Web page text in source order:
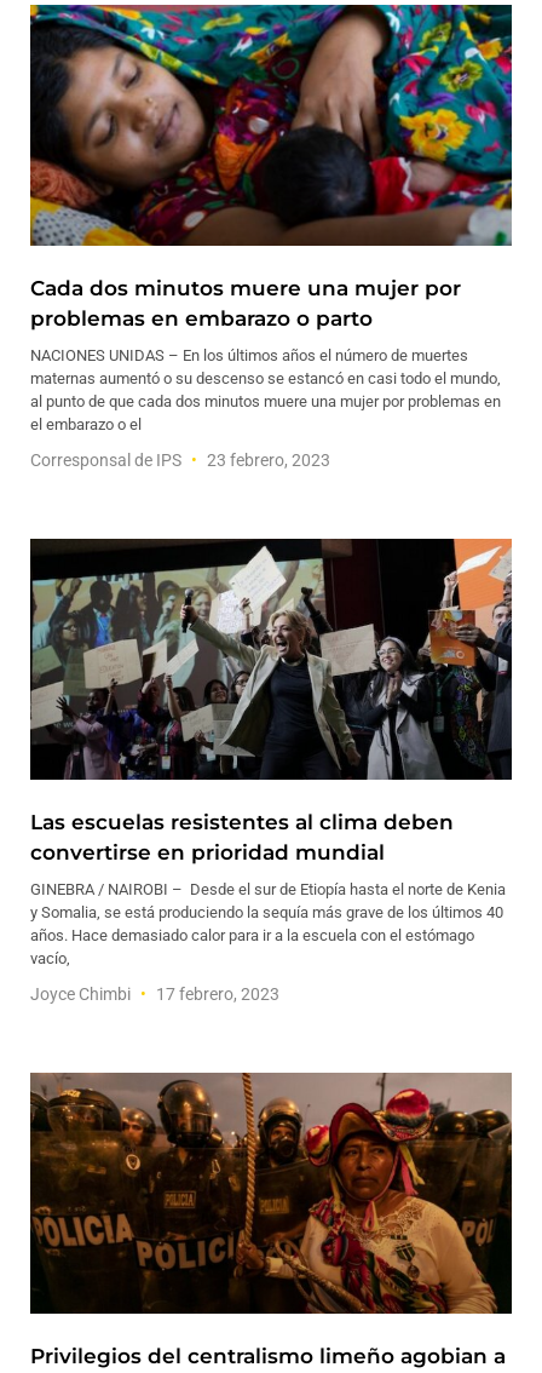
Cada dos minutos muere una mujer por
problemas en embarazo o parto
NACIONES UNIDAS – En los últimos años el número de muertes
maternas aumentó o su descenso se estancó en casi todo el mundo,
al punto de que cada dos minutos muere una mujer por problemas en
el embarazo o el
Corresponsal de IPS 23 febrero, 2023
Las escuelas resistentes al clima deben
convertirse en prioridad mundial
GINEBRA / NAIROBI – Desde el sur de Etiopía hasta el norte de Kenia
y Somalia, se está produciendo la sequía más grave de los últimos 40
años. Hace demasiado calor para ir a la escuela con el estómago
vacío,
Joyce Chimbi 17 febrero, 2023
Privilegios del centralismo limeño agobian a